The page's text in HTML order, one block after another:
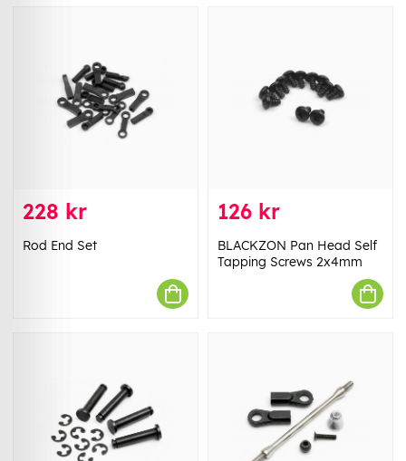
228 kr
Rod End Set
126 kr
BLACKZON Pan Head Self
Tapping Screws 2x4mm